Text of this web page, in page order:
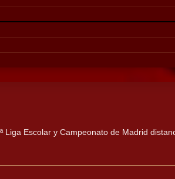
Liga Escolar y Campeonato de Madrid